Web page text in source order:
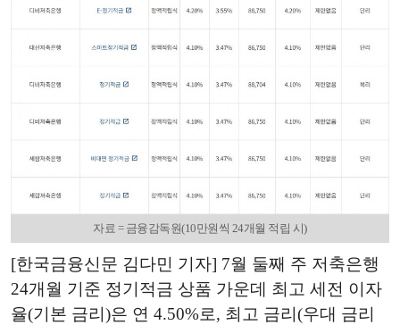
자료 = 금융감독원(10만원씩 24개월 적립 시)
[한국금융신문 김다민 기자] 7월 둘째 주 저축은행
24개월 기준 정기적금 상품 가운데 최고 세전 이자
율(기본 금리)은 연 4.50%로, 최고 금리(우대 금리